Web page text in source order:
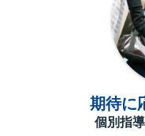
期待に
個別指